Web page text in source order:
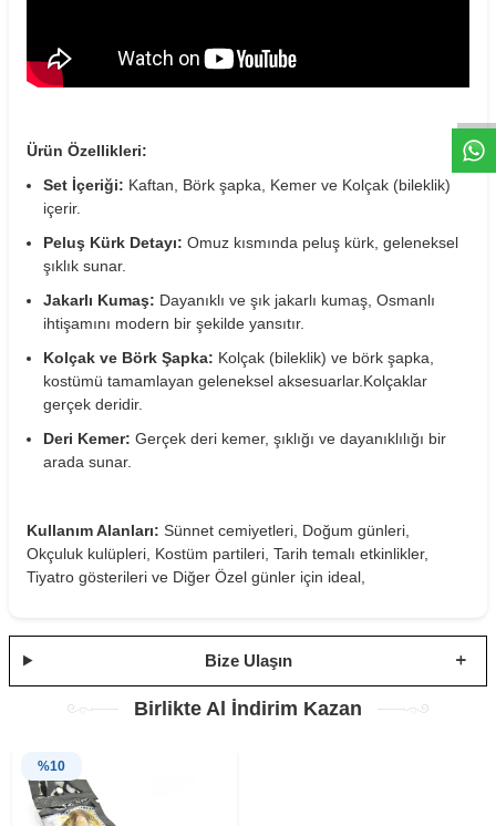
W
h
t
s
a
p
p
D
e
s
e
H
a
t
t
Ürün Özellikleri:
Set İçeriği: Kaftan, Börk şapka, Kemer ve Kolçak (bileklik)
içerir.
Peluş Kürk Detayı: Omuz kısmında peluş kürk, geleneksel
şıklık sunar.
Jakarlı Kumaş: Dayanıklı ve şık jakarlı kumaş, Osmanlı
ihtişamını modern bir şekilde yansıtır.
Kolçak ve Börk Şapka: Kolçak (bileklik) ve börk şapka,
kostümü tamamlayan geleneksel aksesuarlar.Kolçaklar
gerçek deridir.
Deri Kemer: Gerçek deri kemer, şıklığı ve dayanıklılığı bir
arada sunar.
Kullanım Alanları: Sünnet cemiyetleri, Doğum günleri,
Okçuluk kulüpleri, Kostüm partileri, Tarih temalı etkinlikler,
Tiyatro gösterileri ve Diğer Özel günler için ideal,
Bize Ulaşın
Birlikte Al İndirim Kazan
%10